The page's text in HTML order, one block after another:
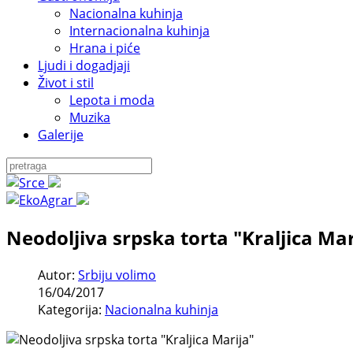
Nacionalna kuhinja
Internacionalna kuhinja
Hrana i piće
Ljudi i dogadjaji
Život i stil
Lepota i moda
Muzika
Galerije
Neodoljiva srpska torta "Kraljica
Autor: Srbiju volimo
16/04/2017
Kategorija: Nacionalna kuhinja